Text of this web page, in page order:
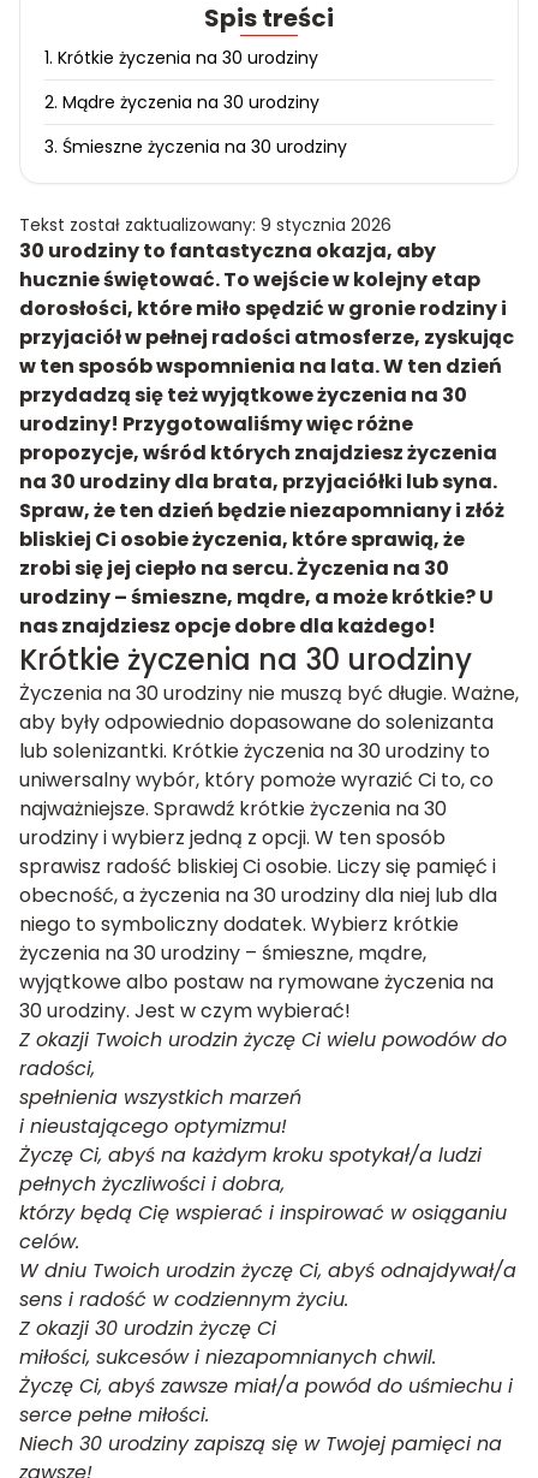
Spis treści
1. Krótkie życzenia na 30 urodziny
2. Mądre życzenia na 30 urodziny
3. Śmieszne życzenia na 30 urodziny
Tekst został zaktualizowany: 9 stycznia 2026
30 urodziny to fantastyczna okazja, aby
hucznie świętować. To wejście w kolejny etap
dorosłości, które miło spędzić w gronie rodziny i
przyjaciół w pełnej radości atmosferze, zyskując
w ten sposób wspomnienia na lata. W ten dzień
przydadzą się też wyjątkowe życzenia na 30
urodziny! Przygotowaliśmy więc różne
propozycje, wśród których znajdziesz życzenia
na 30 urodziny dla brata, przyjaciółki lub syna.
Spraw, że ten dzień będzie niezapomniany i złóż
bliskiej Ci osobie życzenia, które sprawią, że
zrobi się jej ciepło na sercu. Życzenia na 30
urodziny – śmieszne, mądre, a może krótkie? U
nas znajdziesz opcje dobre dla każdego!
Krótkie życzenia na 30 urodziny
Życzenia na 30 urodziny nie muszą być długie. Ważne,
aby były odpowiednio dopasowane do solenizanta
lub solenizantki. Krótkie życzenia na 30 urodziny to
uniwersalny wybór, który pomoże wyrazić Ci to, co
najważniejsze. Sprawdź krótkie życzenia na 30
urodziny i wybierz jedną z opcji. W ten sposób
sprawisz radość bliskiej Ci osobie. Liczy się pamięć i
obecność, a życzenia na 30 urodziny dla niej lub dla
niego to symboliczny dodatek. Wybierz krótkie
życzenia na 30 urodziny – śmieszne, mądre,
wyjątkowe albo postaw na rymowane życzenia na
30 urodziny. Jest w czym wybierać!
Z okazji Twoich urodzin życzę Ci wielu powodów do
radości,
spełnienia wszystkich marzeń
i nieustającego optymizmu!
Życzę Ci, abyś na każdym kroku spotykał/a ludzi
pełnych życzliwości i dobra,
którzy będą Cię wspierać i inspirować w osiąganiu
celów.
W dniu Twoich urodzin życzę Ci, abyś odnajdywał/a
sens i radość w codziennym życiu.
Z okazji 30 urodzin życzę Ci
miłości, sukcesów i niezapomnianych chwil.
Życzę Ci, abyś zawsze miał/a powód do uśmiechu i
serce pełne miłości.
Niech 30 urodziny zapiszą się w Twojej pamięci na